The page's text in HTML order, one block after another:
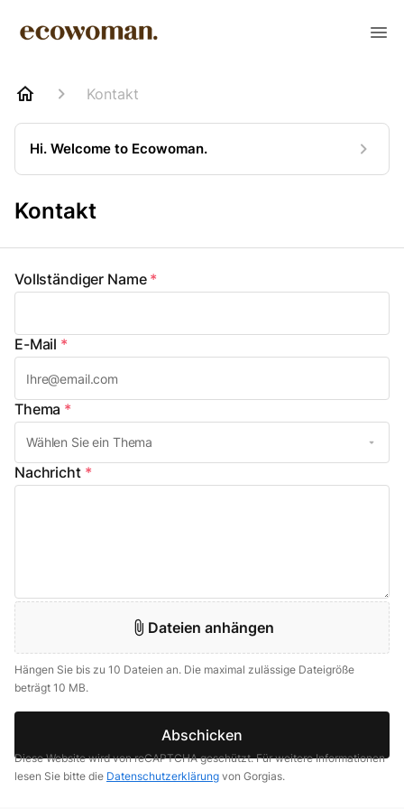
Kontakt
Hi. Welcome to Ecowoman.
Kontakt
Vollständiger Name *
E-Mail *
Thema *
Nachricht *
Dateien anhängen
Hängen Sie bis zu 10 Dateien an. Die maximal zulässige Dateigröße
beträgt 10 MB.
Abschicken
Diese Website wird von reCAPTCHA geschützt. Für weitere Informationen
lesen Sie bitte die Datenschutzerklärung von Gorgias.